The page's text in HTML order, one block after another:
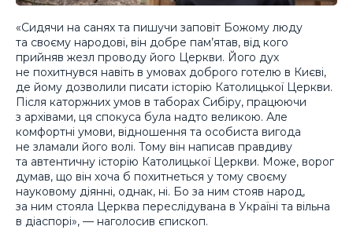
«Сидячи на санях та пишучи заповіт Божому люду
та своєму народові, він добре пам’ятав, від кого
прийняв жезл проводу його Церкви. Його дух
не похитнувся навіть в умовах доброго готелю в Києві,
де йому дозволили писати історію Католицької Церкви.
Після каторжних умов в таборах Сибіру, працюючи
з архівами, ця спокуса була надто великою. Але
комфортні умови, відношення та особиста вигода
не зламали його волі. Тому він написав правдиву
та автентичну історію Католицької Церкви. Може, ворог
думав, що він хоча б похитнеться у тому своєму
науковому діянні, однак, ні. Бо за ним стояв народ,
за ним стояла Церква переслідувана в Україні та вільна
в діаспорі», — наголосив єпископ.